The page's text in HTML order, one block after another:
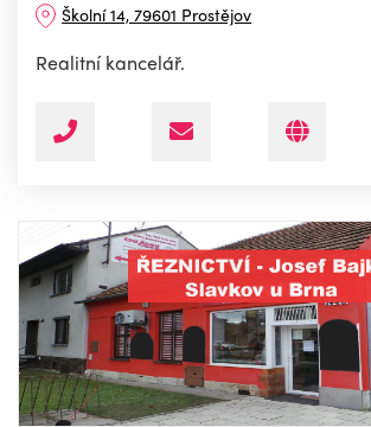
Školní 14, 79601 Prostějov
Realitní kancelář.